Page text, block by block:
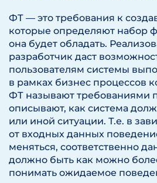
ФТ — это требования к
которые определяют набор
она будет обладать.
разработчик даст
пользователям системы
в рамках бизнес процессов
ФТ называют требованиями
описывают, как система
или иной ситуации. Т.е. в
от входных данных
меняться, соответственно
должно быть как можно
понимать ожидаемое